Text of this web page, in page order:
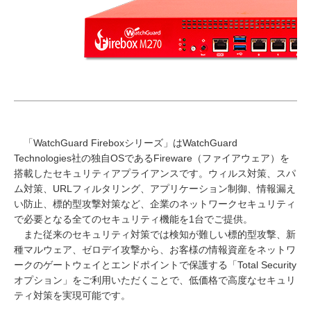
「WatchGuard Fireboxシリーズ」はWatchGuard
Technologies社の独自OSであるFireware（ファイアウェア）を
搭載したセキュリティアプライアンスです。ウィルス対策、スパ
ム対策、URLフィルタリング、アプリケーション制御、情報漏え
い防止、標的型攻撃対策など、企業のネットワークセキュリティ
で必要となる全てのセキュリティ機能を1台でご提供。
また従来のセキュリティ対策では検知が難しい標的型攻撃、新
種マルウェア、ゼロデイ攻撃から、お客様の情報資産をネットワ
ークのゲートウェイとエンドポイントで保護する「Total Security
オプション」をご利用いただくことで、低価格で高度なセキュリ
ティ対策を実現可能です。